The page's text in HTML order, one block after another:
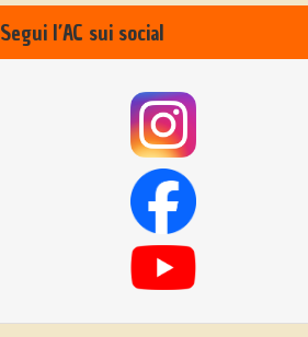
Segui l’AC sui social